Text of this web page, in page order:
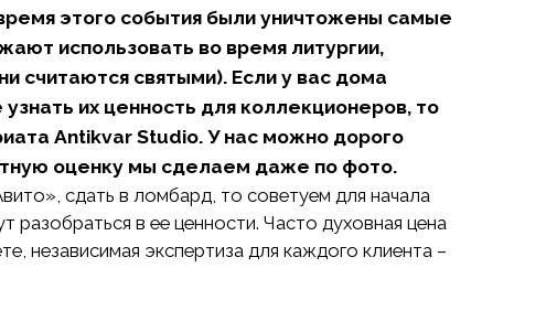
этого события были уничтожены самые
использовать во время литургии,
считаются святыми). Если у вас дома
их ценность для коллекционеров, то
Antikvar Studio. У нас можно дорого
оценку мы сделаем даже по фото.
сдать в ломбард, то советуем для начала
в ее ценности. Часто духовная цена
независимая экспертиза для каждого клиента –